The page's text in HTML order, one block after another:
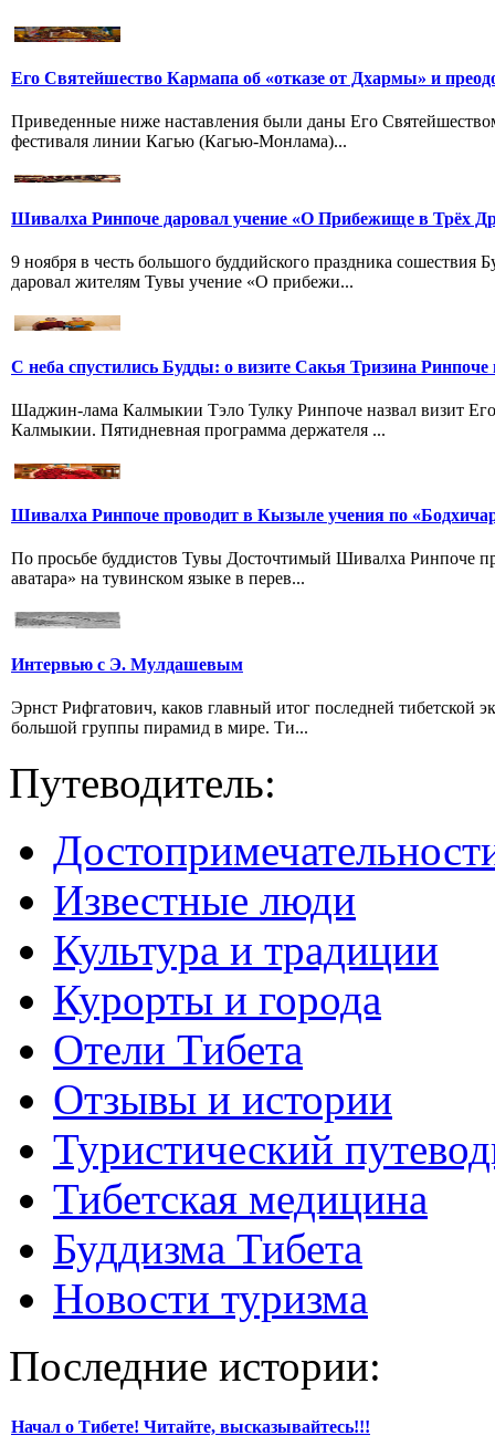
Его Святейшество Кармапа об «отказе от Дхармы» и
Приведенные ниже наставления были даны Его
фестиваля линии Кагью (Кагью-Монлама)...
Шивалха Ринпоче даровал учение «О Прибежище в Трёх
9 ноября в честь большого буддийского праздника
даровал жителям Тувы учение «О прибежи...
С неба спустились Будды: о визите Сакья Тризина Ринпоче
Шаджин-лама Калмыкии Тэло Тулку Ринпоче назвал визит
Калмыкии. Пятидневная программа держателя ...
Шивалха Ринпоче проводит в Кызыле учения по
По просьбе буддистов Тувы Досточтимый Шивалха Ринпоче
аватара» на тувинском языке в перев...
Интервью с Э. Мулдашевым
Эрнст Рифгатович, каков главный итог последней
большой группы пирамид в мире. Ти...
Путеводитель:
Известные люди
Культура и традиции
Курорты и города
Отели Тибета
Отзывы и истории
Туристический
Тибетская медицина
Буддизма Тибета
Новости туризма
Последние истории:
Начал о Тибете! Читайте, высказывайтесь!!!